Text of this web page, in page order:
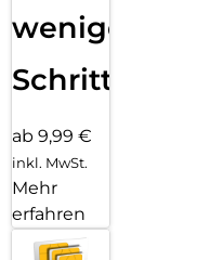
wenigen
Schritten
ab 9,99 €
inkl. MwSt.
Mehr
erfahren